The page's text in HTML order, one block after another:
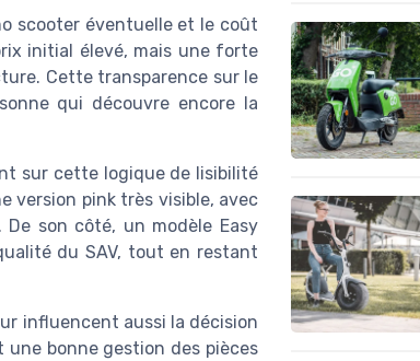
scooter éventuelle et le coût
initial élevé, mais une forte
Cette transparence sur le
qui découvre encore la
sur cette logique de lisibilité
version pink très visible, avec
son côté, un modèle Easy
du SAV, tout en restant
influencent aussi la décision
bonne gestion des pièces